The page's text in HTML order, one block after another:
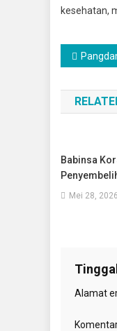
kesehatan,
pos
Pangdam I/BB Silaturahmi ke
Babinsa
Mei 28, 2026
Alamat